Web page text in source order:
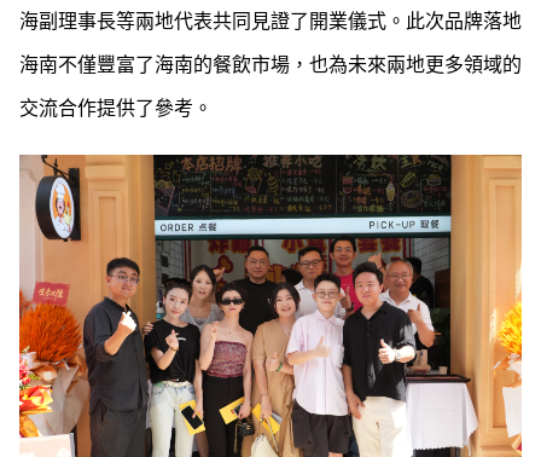
海副理事長等兩地代表共同見證了開業儀式。此次品牌落地
海南不僅豐富了海南的餐飲市場，也為未來兩地更多領域的
交流合作提供了參考。